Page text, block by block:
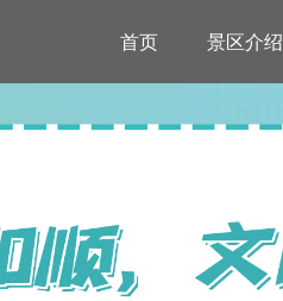
首页 景区介绍